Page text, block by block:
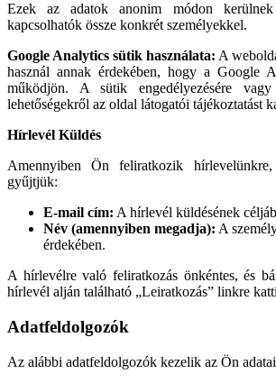
Ezek az adatok anonim módon
kapcsolhatók össze konkrét személyekkel.
Google Analytics sütik használata: A
használ annak érdekében, hogy a Google
működjön. A sütik engedélyezésére
lehetőségekről az oldal látogatói tájékoztatást
Hírlevél Küldés
Amennyiben Ön feliratkozik
gyűjtjük:
E-mail cím: A hírlevél küldésének
Név (amennyiben megadja): A
érdekében.
A hírlevélre való feliratkozás önkéntes, és
hírlevél alján található „Leiratkozás” linkre
Adatfeldolgozók
Az alábbi adatfeldolgozók kezelik az Ön